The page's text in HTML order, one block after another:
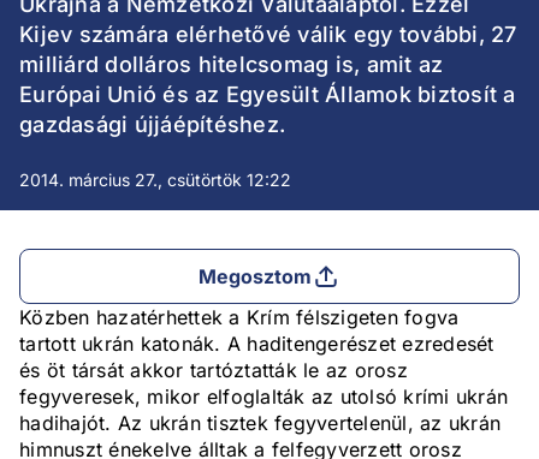
Kijev számára elérhetővé válik egy további, 27
milliárd dolláros hitelcsomag is, amit az
Európai Unió és az Egyesült Államok biztosít a
gazdasági újjáépítéshez.
2014. március 27., csütörtök 12:22
Megosztom
Közben hazatérhettek a Krím félszigeten fogva
tartott ukrán katonák. A haditengerészet ezredesét
és öt társát akkor tartóztatták le az orosz
fegyveresek, mikor elfoglalták az utolsó krími ukrán
hadihajót. Az ukrán tisztek fegyvertelenül, az ukrán
himnuszt énekelve álltak a felfegyverzett orosz